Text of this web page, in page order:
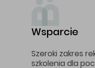
Wsparcie
Szeroki zakres
szkolenia dla